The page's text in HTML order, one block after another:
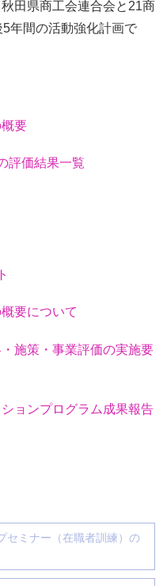
田県商工会連合会と21商
年間の活動強化計画で
要
評価結果一覧
要について
施策・事業評価の実施要
ョンプログラム成果報告
セミナー（在職者訓練）の